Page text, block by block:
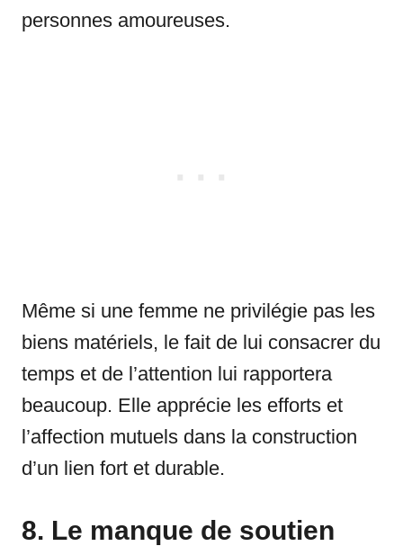
personnes amoureuses.
Même si une femme ne privilégie pas les
biens matériels, le fait de lui consacrer du
temps et de l’attention lui rapportera
beaucoup. Elle apprécie les efforts et
l’affection mutuels dans la construction
d’un lien fort et durable.
8. Le manque de soutien